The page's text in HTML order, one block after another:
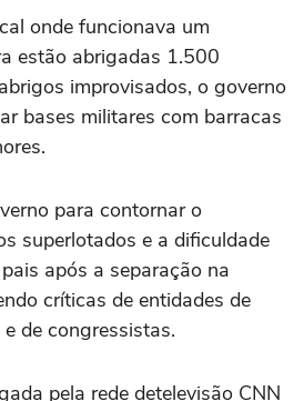
onde funcionava um
estão abrigadas 1.500
improvisados, o governo
bases militares com barracas
para contornar o
superlotados e a dificuldade
após a separação na
críticas de entidades de
de congressistas.
pela rede detelevisão CNN